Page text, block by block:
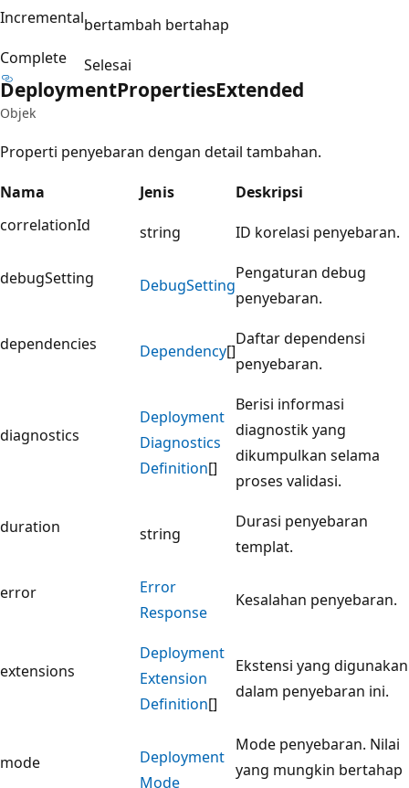
Incrementalbertambah bertahap
Complete
Selesai
DeploymentPropertiesExtended
Objek
Properti penyebaran dengan detail tambahan.
Nama
Jenis
Deskripsi
correlationId
string ID korelasi penyebaran.
debugSetting DebugSetting
Pengaturan debug
penyebaran.
dependencies Dependency[]
Daftar dependensi
penyebaran.
diagnostics
Deployment
Diagnostics
Definition[]
Berisi informasi
diagnostik yang
dikumpulkan selama
proses validasi.
duration string
Durasi penyebaran
templat.
error
Error
Response
Kesalahan penyebaran.
extensions
Deployment
Extension
Definition[]
Ekstensi yang digunakan
dalam penyebaran ini.
mode
Deployment
Mode
Mode penyebaran. Nilai
yang mungkin bertahap